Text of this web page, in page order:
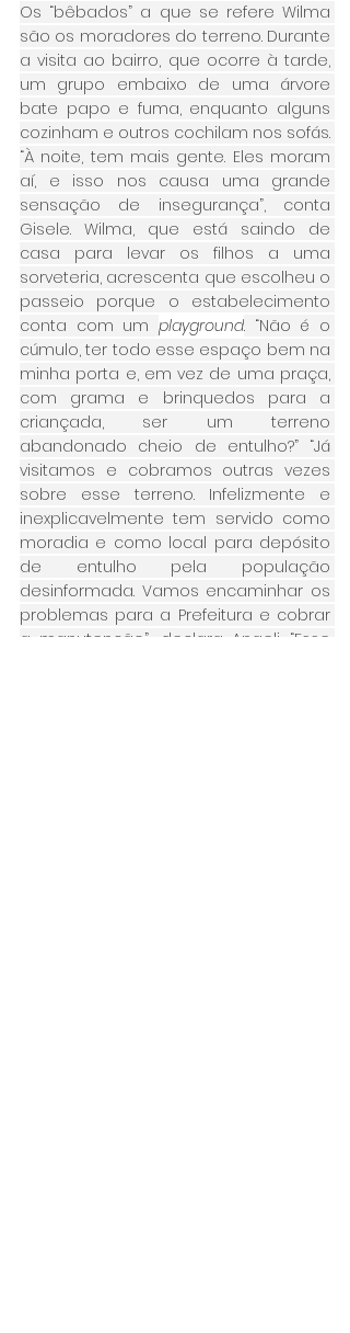
Os “bêbados” a que se refere Wilma
são os moradores do terreno. Durante
a visita ao bairro, que ocorre à tarde,
um grupo embaixo de uma árvore
bate papo e fuma, enquanto alguns
cozinham e outros cochilam nos sofás.
“À noite, tem mais gente. Eles moram
aí, e isso nos causa uma grande
sensação de insegurança”, conta
Gisele. Wilma, que está saindo de
casa para levar os filhos a uma
sorveteria, acrescenta que escolheu o
passeio porque o estabelecimento
conta com um playground. “Não é o
cúmulo, ter todo esse espaço bem na
minha porta e, em vez de uma praça,
com grama e brinquedos para a
criançada, ser um terreno
abandonado cheio de entulho?” “Já
visitamos e cobramos outras vezes
sobre esse terreno. Infelizmente e
inexplicavelmente tem servido como
moradia e como local para depósito
de entulho pela população
desinformada. Vamos encaminhar os
problemas para a Prefeitura e cobrar
a manutenção”, declara Angeli. “Esse